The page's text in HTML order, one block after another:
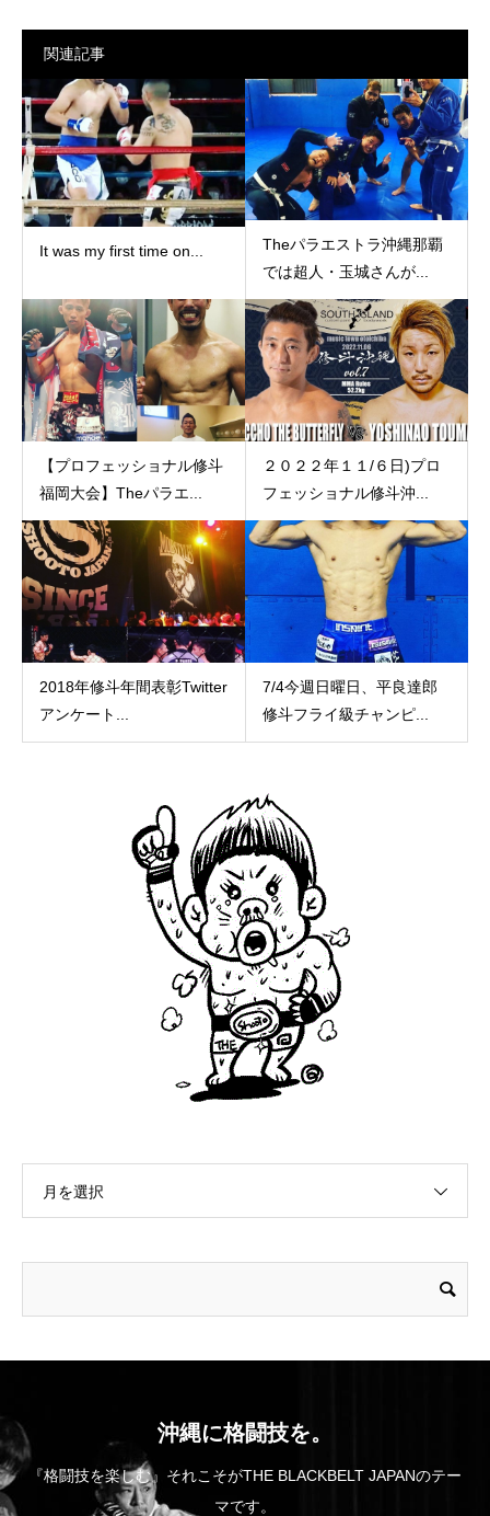
関連記事
It was my first time on...
Theパラエストラ沖縄那覇
では超人・玉城さんが...
【プロフェッショナル修斗
福岡大会】Theパラエ...
２０２２年１１/６日)プロ
フェッショナル修斗沖...
2018年修斗年間表彰Twitter
アンケート...
7/4今週日曜日、平良達郎
修斗フライ級チャンピ...
月を選択
沖縄に格闘技を。
『格闘技を楽しむ』それこそがTHE BLACKBELT JAPANのテー
マです。